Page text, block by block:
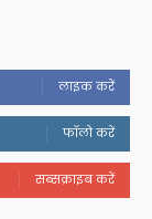
लाइक करें
फॉलो करें
सब्सक्राइब करें